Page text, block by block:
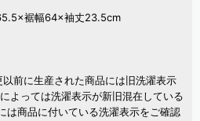
裾幅64×袖丈23.5cm
前に生産された商品には旧洗濯表示
よっては洗濯表示が新旧混在している
は商品に付いている洗濯表示をご確認